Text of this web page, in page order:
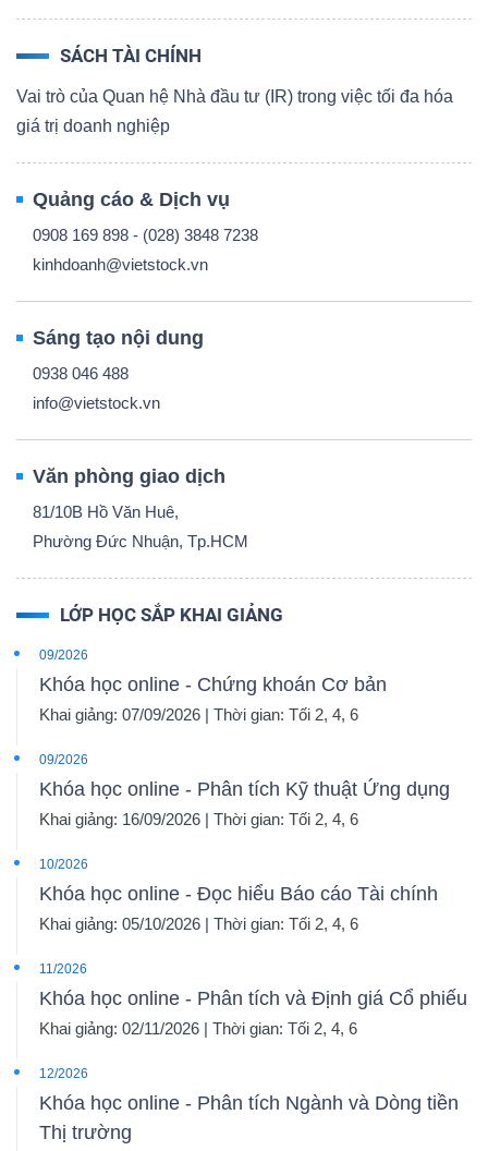
SÁCH TÀI CHÍNH
Vai trò của Quan hệ Nhà đầu tư (IR) trong việc tối đa hóa
giá trị doanh nghiệp
Quảng cáo & Dịch vụ
0908 169 898 - (028) 3848 7238
kinhdoanh@vietstock.vn
Sáng tạo nội dung
0938 046 488
info@vietstock.vn
Văn phòng giao dịch
81/10B Hồ Văn Huê,
Phường Đức Nhuận, Tp.HCM
LỚP HỌC SẮP KHAI GIẢNG
09/2026
Khóa học online - Chứng khoán Cơ bản
Khai giảng: 07/09/2026 | Thời gian: Tối 2, 4, 6
09/2026
Khóa học online - Phân tích Kỹ thuật Ứng dụng
Khai giảng: 16/09/2026 | Thời gian: Tối 2, 4, 6
10/2026
Khóa học online - Đọc hiểu Báo cáo Tài chính
Khai giảng: 05/10/2026 | Thời gian: Tối 2, 4, 6
11/2026
Khóa học online - Phân tích và Định giá Cổ phiếu
Khai giảng: 02/11/2026 | Thời gian: Tối 2, 4, 6
12/2026
Khóa học online - Phân tích Ngành và Dòng tiền
Thị trường